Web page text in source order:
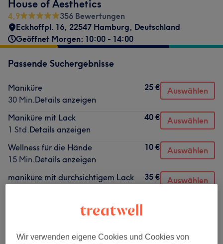
House of Aesthetics
4,9
356 Bewertungen
Eckhoffpl. 16, 22547 Hamburg, Deutschland
Geöffnet Morgen: 10:00 - 14:00
Passende Suchergebnisse
Maniküre
30 Min.Details anzeigen
25 € Auswählen
Maniküre mit Lack
1 Std.Details anzeigen
40 € Auswählen
Wellness für die Hände
15 Min.Details anzeigen
10 € Auswählen
maniküre mit durchsichtigem Lack
35 € Auswählen
Nicht gefunden wonach du gesucht hast?
Wir verwenden eigene Cookies und Cookies von